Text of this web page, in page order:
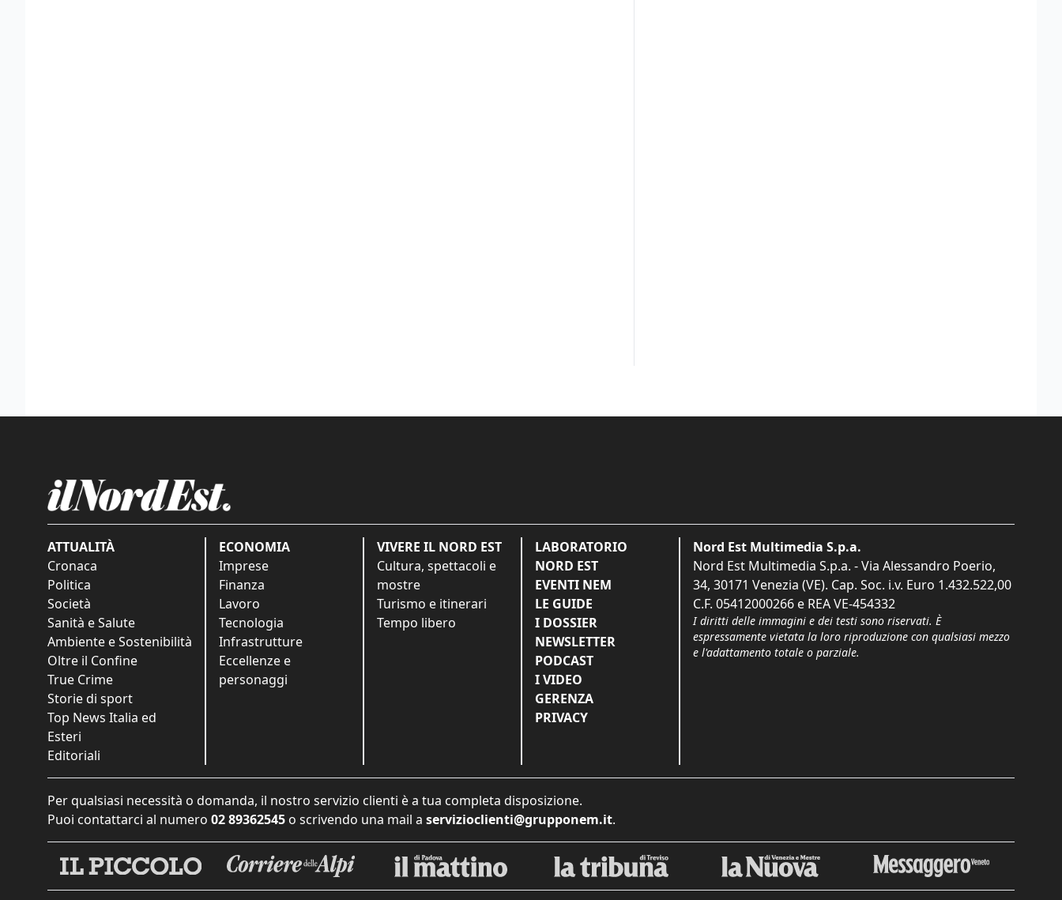
ATTUALITÀ
Cronaca
Politica
Società
Sanità e Salute
Ambiente e Sostenibilità
Oltre il Confine
True Crime
Storie di sport
Top News Italia ed
Esteri
Editoriali
ECONOMIA
Imprese
Finanza
Lavoro
Tecnologia
Infrastrutture
Eccellenze e
personaggi
VIVERE IL NORD EST
Cultura, spettacoli e
mostre
Turismo e itinerari
Tempo libero
LABORATORIO
NORD EST
EVENTI NEM
LE GUIDE
I DOSSIER
NEWSLETTER
PODCAST
I VIDEO
GERENZA
PRIVACY
Nord Est Multimedia S.p.a.
Nord Est Multimedia S.p.a. - Via Alessandro Poerio,
34, 30171 Venezia (VE). Cap. Soc. i.v. Euro 1.432.522,00
C.F. 05412000266 e REA VE-454332
I diritti delle immagini e dei testi sono riservati. È
espressamente vietata la loro riproduzione con qualsiasi mezzo
e l'adattamento totale o parziale.
Per qualsiasi necessità o domanda, il nostro servizio clienti è a tua completa disposizione.
Puoi contattarci al numero 02 89362545 o scrivendo una mail a servizioclienti@grupponem.it.